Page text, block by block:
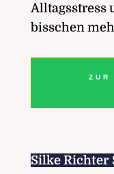
Alltagsstress
bisschen
ZUR
Silke Richter